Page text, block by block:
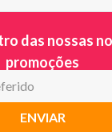
das nossas
promoções
ENVIAR